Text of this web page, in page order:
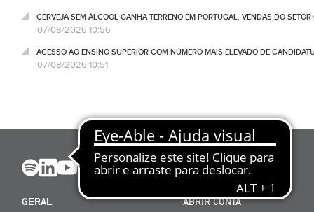
CERVEJA SEM ÁLCOOL GANHA TERRENO EM PORTUGAL. VENDAS DO
07/08/2026 10:56
ACESSO AO ENSINO SUPERIOR COM NÚMERO MAIS ELEVADO DE
07/08/2026 10:51
GERAL
ABRIR CONTA